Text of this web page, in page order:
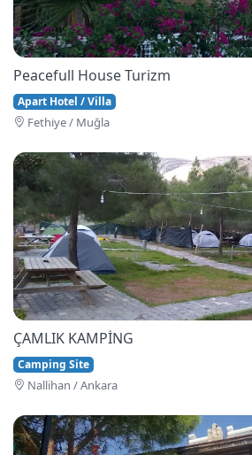
Peacefull House Turizm
Apart Hotel / Villa
Fethi̇ye / Muğla
ÇAMLIK KAMPİNG
Camping Site
Nallihan / Ankara